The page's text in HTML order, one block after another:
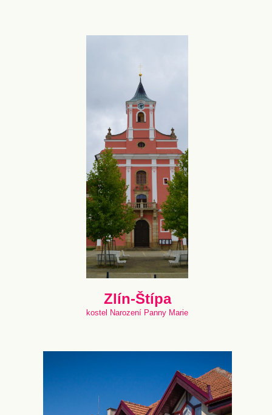
Zlín-Štípa
kostel Narození Panny Marie